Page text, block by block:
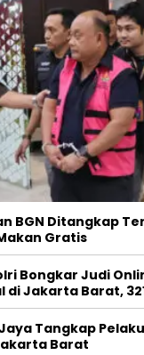
BGN Ditangkap
Gratis
Bongkar Judi
Jakarta Barat,
Tangkap
Barat